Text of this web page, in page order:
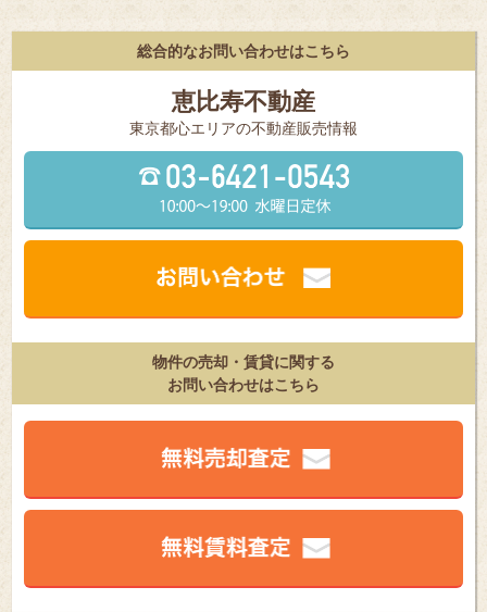
総合的なお問い合わせはこちら
恵比寿不動産
東京都⼼エリアの不動産販売情報
物件の売却・賃貸に関する
お問い合わせはこちら